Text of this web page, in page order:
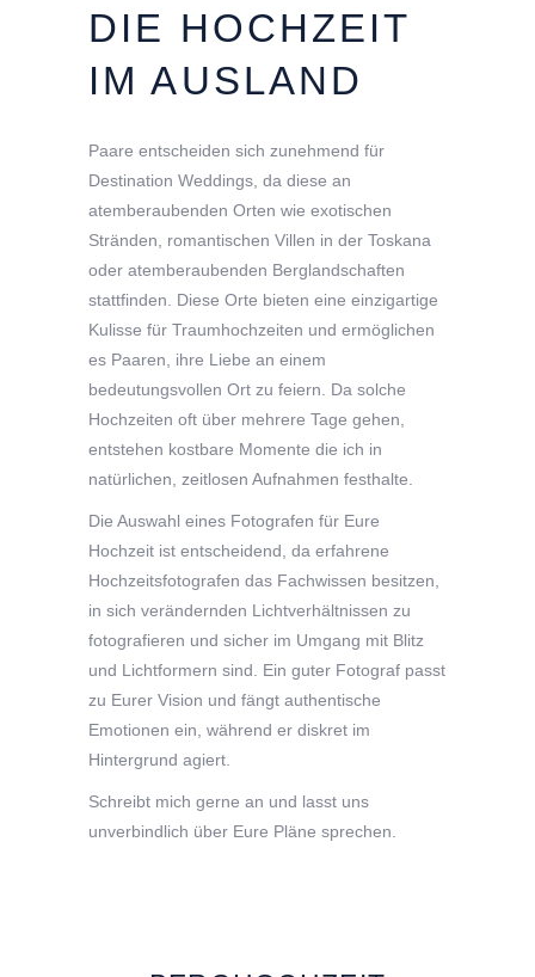
DIE HOCHZEIT
IM AUSLAND
Paare entscheiden sich zunehmend für
Destination Weddings, da diese an
atemberaubenden Orten wie exotischen
Stränden, romantischen Villen in der Toskana
oder atemberaubenden Berglandschaften
stattfinden. Diese Orte bieten eine einzigartige
Kulisse für Traumhochzeiten und ermöglichen
es Paaren, ihre Liebe an einem
bedeutungsvollen Ort zu feiern. Da solche
Hochzeiten oft über mehrere Tage gehen,
entstehen kostbare Momente die ich in
natürlichen, zeitlosen Aufnahmen festhalte.
Die Auswahl eines Fotografen für Eure
Hochzeit ist entscheidend, da erfahrene
Hochzeitsfotografen das Fachwissen besitzen,
in sich verändernden Lichtverhältnissen zu
fotografieren und sicher im Umgang mit Blitz
und Lichtformern sind. Ein guter Fotograf passt
zu Eurer Vision und fängt authentische
Emotionen ein, während er diskret im
Hintergrund agiert.
Schreibt mich gerne an und lasst uns
unverbindlich über Eure Pläne sprechen.